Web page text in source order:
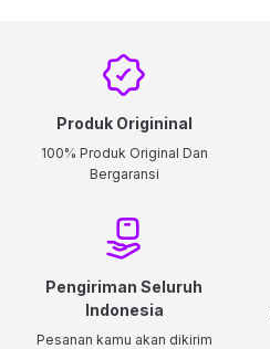
Produk Origininal
100% Produk Original Dan
Bergaransi
Pengiriman Seluruh
Indonesia
Pesanan kamu akan dikirim